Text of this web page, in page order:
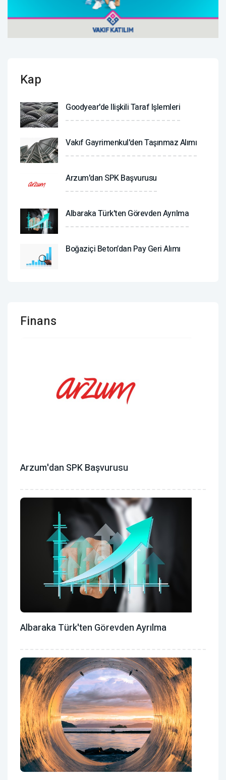
Kap
Goodyear'de Ilişkili Taraf Işlemleri
Vakıf Gayrimenkul'den Taşınmaz Alımı
Arzum'dan SPK Başvurusu
Albaraka Türk'ten Görevden Ayrılma
Boğaziçi Beton’dan Pay Geri Alımı
Finans
Arzum'dan SPK Başvurusu
Albaraka Türk'ten Görevden Ayrılma